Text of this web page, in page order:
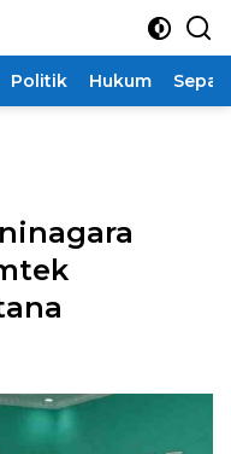
Politik Hukum